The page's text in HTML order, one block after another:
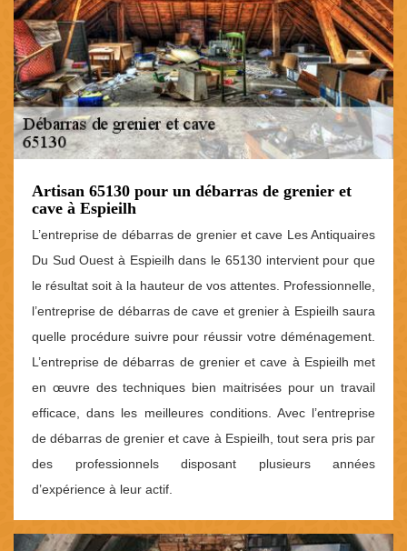
Artisan 65130 pour un débarras de grenier et
cave à Espieilh
L’entreprise de débarras de grenier et cave Les Antiquaires
Du Sud Ouest à Espieilh dans le 65130 intervient pour que
le résultat soit à la hauteur de vos attentes. Professionnelle,
l’entreprise de débarras de cave et grenier à Espieilh saura
quelle procédure suivre pour réussir votre déménagement.
L’entreprise de débarras de grenier et cave à Espieilh met
en œuvre des techniques bien maitrisées pour un travail
efficace, dans les meilleures conditions. Avec l’entreprise
de débarras de grenier et cave à Espieilh, tout sera pris par
des professionnels disposant plusieurs années
d’expérience à leur actif.